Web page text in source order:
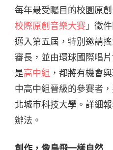
每年最受矚目的校園原
校際原創音樂大賽 」徵
邁入第五屆，特別邀請
審長，並由環球國際唱
是高中組 ，都將有機會
中高中組晉級的參賽者
北城市科技大學。詳細
辦法。